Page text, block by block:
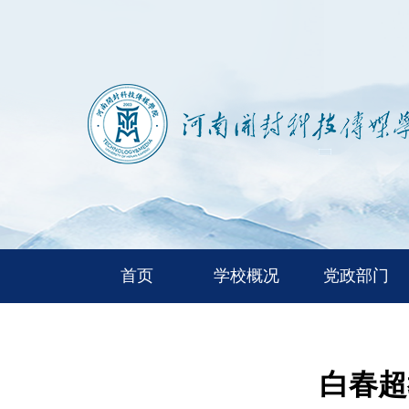
首页 学校概况 党政部门
白春